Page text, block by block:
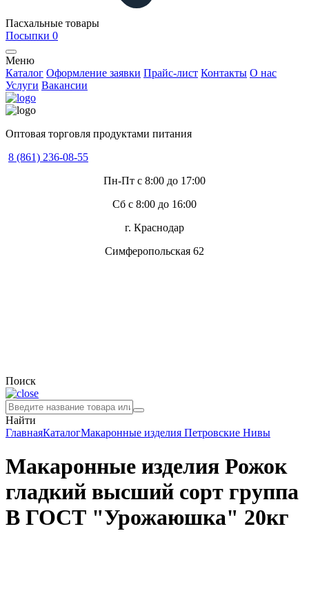
Пасхальные товары
Посыпки 0
Меню
Каталог Оформление заявки Прайс-лист Контакты О нас
Услуги Вакансии
Оптовая торговля продуктами питания
8 (861) 236-08-55
Пн-Пт с 8:00 до 17:00
Сб с 8:00 до 16:00
г. Краснодар
Симферопольская 62
Поиск
Найти
ГлавнаяКаталогМакаронные изделия Петровские Нивы
Макаронные изделия Рожок
гладкий высший сорт группа
В ГОСТ "Урожаюшка" 20кг